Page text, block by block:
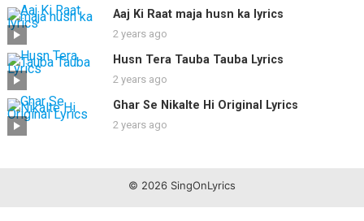
Aaj Ki Raat maja husn ka lyrics
2 years ago
Husn Tera Tauba Tauba Lyrics
2 years ago
Ghar Se Nikalte Hi Original Lyrics
2 years ago
© 2026 SingOnLyrics